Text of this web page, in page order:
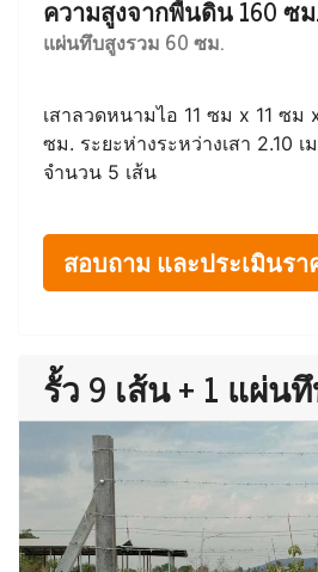
ความสูงจากพื้นดิน 160 ซม.
แผ่นทึบสูงรวม 60 ซม.
เสาลวดหนามไอ 11 ซม x 11 ซม
ซม. ระยะห่างระหว่างเสา 2.10
จำนวน 5 เส้น
สอบถาม และประเมินรา
รั้ว 9 เส้น + 1 แผ่น